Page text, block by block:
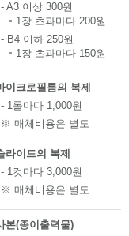
- A3 이상 300원
1장 초과마다 200원
- B4 이하 250원
1장 초과마다 150원
이크로필름의 복제
- 1롤마다 1,000원
※ 매체비용은 별도
라이드의 복제
- 1컷마다 3,000원
※ 매체비용은 별도
본(종이출력물)